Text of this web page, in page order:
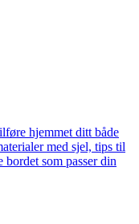
hjemmet ditt både
med sjel, tips til
som passer din